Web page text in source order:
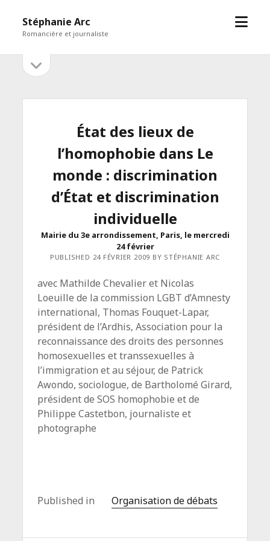
Stéphanie Arc
Romancière et journaliste
open
Sidebar
sidebar
État des lieux de
l’homophobie dans Le
monde : discrimination
d’État et discrimination
individuelle
Mairie du 3e arrondissement, Paris, le mercredi
24 février
PUBLISHED 24 FÉVRIER 2009 BY STÉPHANIE ARC
avec Mathilde Chevalier et Nicolas
Loeuille de la commission LGBT d’Amnesty
international, Thomas Fouquet-Lapar,
président de l’Ardhis, Association pour la
reconnaissance des droits des personnes
homosexuelles et transsexuelles à
l’immigration et au séjour, de Patrick
Awondo, sociologue, de Bartholomé Girard,
président de SOS homophobie et de
Philippe Castetbon, journaliste et
photographe
Published in Organisation de débats